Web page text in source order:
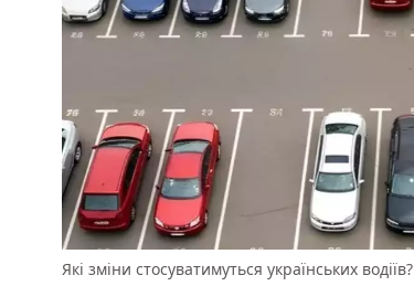
Які зміни стосуватимуться українських водіїв?